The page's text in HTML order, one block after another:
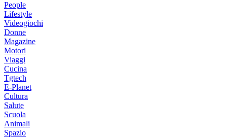
People
Lifestyle
Videogiochi
Donne
Magazine
Motori
Viaggi
Cucina
Tgtech
E-Planet
Cultura
Salute
Scuola
Animali
Spazio